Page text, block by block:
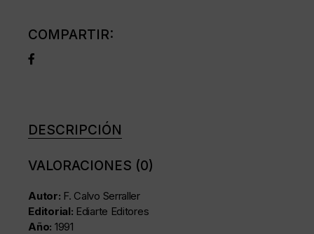
COMPARTIR:
DESCRIPCIÓN
VALORACIONES (0)
Autor: F. Calvo Serraller
Editorial: Ediarte Editores
Año: 1991